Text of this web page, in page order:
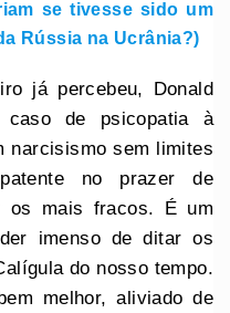
se tivesse sido um
Rússia na Ucrânia?)
já percebeu, Donald
caso de psicopatia à
narcisismo sem limites
no prazer de
os mais fracos. É um
imenso de ditar os
do nosso tempo.
melhor, aliviado de